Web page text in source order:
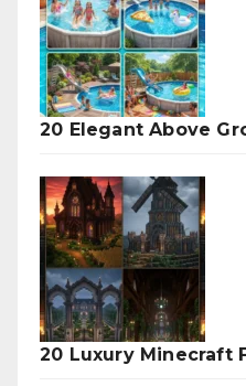
20 Elegant Above
20 Luxury Minecraft